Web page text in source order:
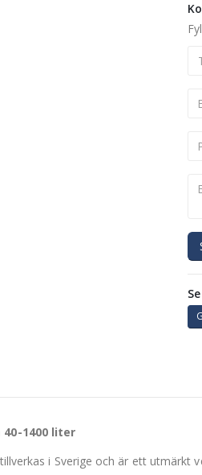
1400 liter
i Sverige och är ett